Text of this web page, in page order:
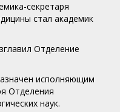
секретаря
стал академик
Отделение
исполняющим
Отделения
наук.